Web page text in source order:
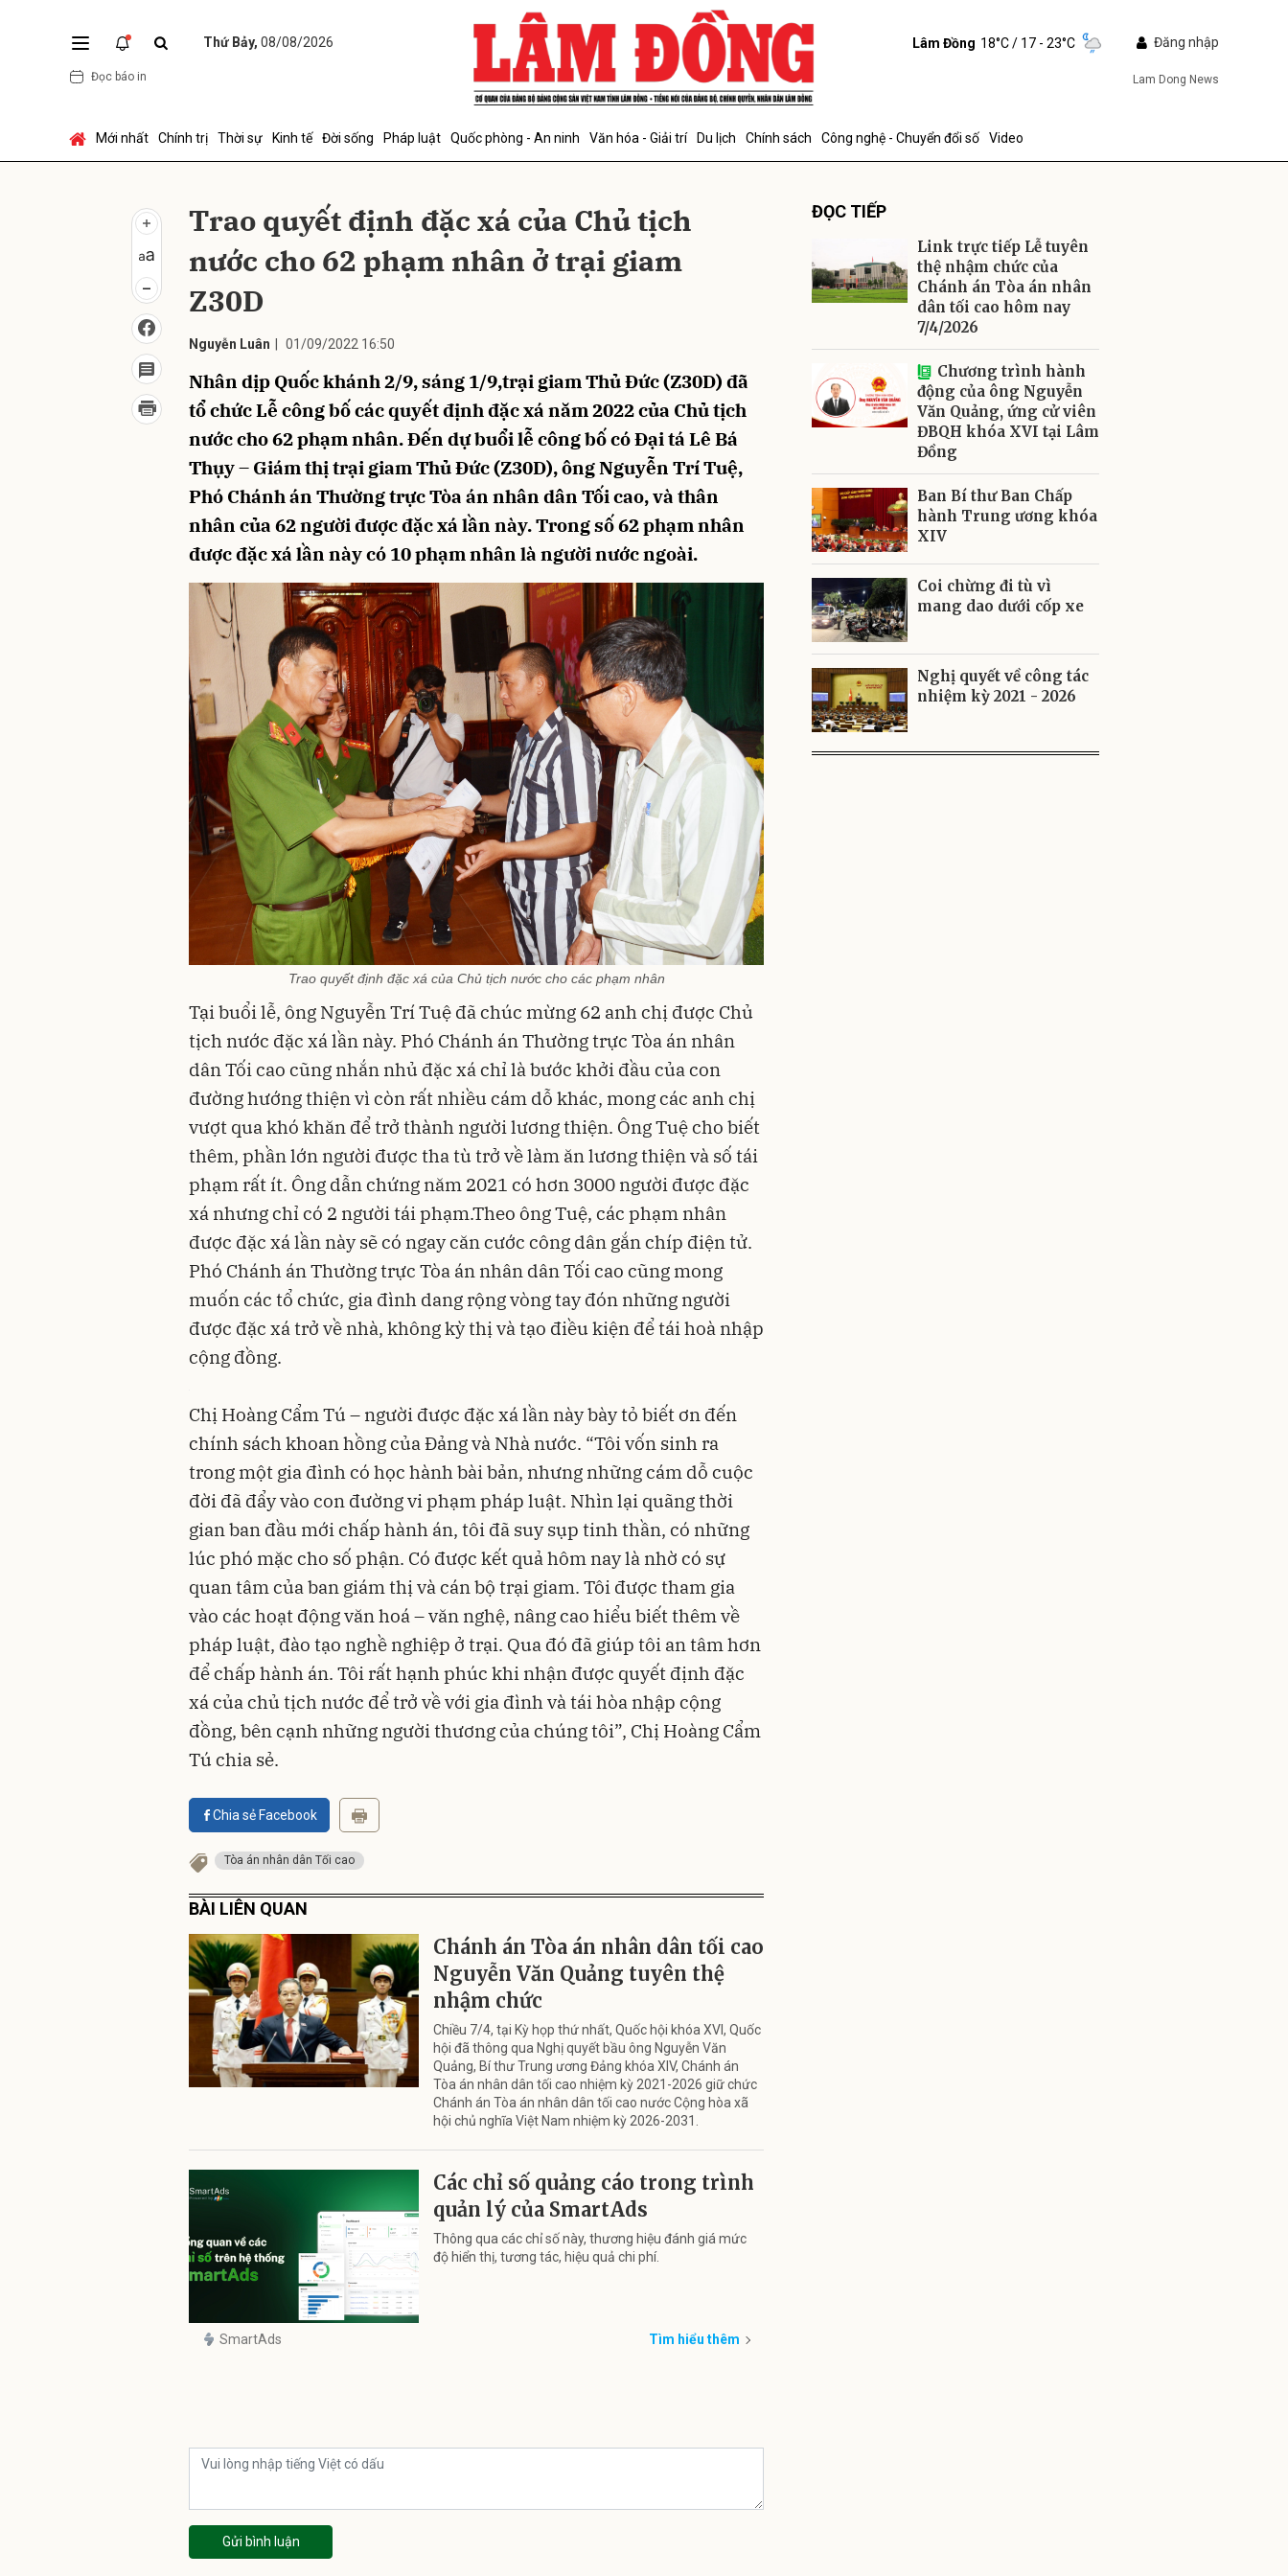
Thứ Bảy, 08/08/2026
Đọc báo in
Lâm Đồng 18°C/ 17 - 23°C Đăng nhập
Lam Dong News
Mới nhất Chính trị Thời sự Kinh tế Đời sống Pháp luật Quốc phòng - An ninh Văn hóa - Giải trí Du lịch Chính sách Công nghệ - Chuyển đổi số Video
Trao quyết định đặc xá của Chủ tịch
nước cho 62 phạm nhân ở trại giam
Z30D
Nguyễn Luân 01/09/2022 16:50
Nhân dịp Quốc khánh 2/9, sáng 1/9,trại giam Thủ Đức (Z30D) đã
tổ chức Lễ công bố các quyết định đặc xá năm 2022 của Chủ tịch
nước cho 62 phạm nhân. Đến dự buổi lễ công bố có Đại tá Lê Bá
Thụy – Giám thị trại giam Thủ Đức (Z30D), ông Nguyễn Trí Tuệ,
Phó Chánh án Thường trực Tòa án nhân dân Tối cao, và thân
nhân của 62 người được đặc xá lần này. Trong số 62 phạm nhân
được đặc xá lần này có 10 phạm nhân là người nước ngoài.
Trao quyết định đặc xá của Chủ tịch nước cho các phạm nhân
Tại buổi lễ, ông Nguyễn Trí Tuệ đã chúc mừng 62 anh chị được Chủ
tịch nước đặc xá lần này. Phó Chánh án Thường trực Tòa án nhân
dân Tối cao cũng nhắn nhủ đặc xá chỉ là bước khởi đầu của con
đường hướng thiện vì còn rất nhiều cám dỗ khác, mong các anh chị
vượt qua khó khăn để trở thành người lương thiện. Ông Tuệ cho biết
thêm, phần lớn người được tha tù trở về làm ăn lương thiện và số tái
phạm rất ít. Ông dẫn chứng năm 2021 có hơn 3000 người được đặc
xá nhưng chỉ có 2 người tái phạm.Theo ông Tuệ, các phạm nhân
được đặc xá lần nàysẽ có ngaycăncước công dân gắn chíp điện tử.
Phó Chánh án Thường trực Tòa án nhân dân Tối cao cũng mong
muốn các tổ chức, gia đình dang rộng vòng tay đón những người
được đặc xá trở về nhà, khôngkỳ thị và tạo điều kiện để tái hoà nhập
cộng đồng.
Chị Hoàng Cẩm Tú – người được đặc xá lần này bày tỏ biết ơn đến
chính sách khoan hồng của Đảng và Nhà nước. “Tôi vốn sinh ra
trong một gia đình có học hành bài bản, nhưng những cám dỗ cuộc
đời đã đẩy vào con đường vi phạm pháp luật. Nhìn lại quãng thời
gian ban đầu mới chấp hành án, tôi đã suy sụp tinh thần, có những
lúc phó mặc cho số phận. Có được kết quả hôm nay là nhờ có sự
quan tâm của ban giám thị và cán bộ trại giam. Tôi được tham gia
vào các hoạt động văn hoá – văn nghệ, nâng cao hiểu biết thêm về
pháp luật, đào tạo nghề nghiệp ở trại. Qua đó đã giúp tôi an tâm hơn
để chấp hành án. Tôi rất hạnh phúc khi nhận được quyết định đặc
xá của chủ tịch nước để trở về với gia đình và tái hòa nhập cộng
đồng, bên cạnh những người thương của chúng tôi”, Chị Hoàng Cẩm
Tú chia sẻ.
Chia sẻ Facebook
Tòa án nhân dân Tối cao
BÀI LIÊN QUAN
Chánh án Tòa án nhân dân tối cao
Nguyễn Văn Quảng tuyên thệ
nhậm chức
Chiều 7/4, tại Kỳ họp thứ nhất, Quốc hội khóa XVI, Quốc
hội đã thông qua Nghị quyết bầu ông Nguyễn Văn
Quảng, Bí thư Trung ương Đảng khóa XIV, Chánh án
Tòa án nhân dân tối cao nhiệm kỳ 2021-2026 giữ chức
Chánh án Tòa án nhân dân tối cao nước Cộng hòa xã
hội chủ nghĩa Việt Nam nhiệm kỳ 2026-2031.
Các chỉ số quảng cáo trong trình
quản lý của SmartAds
Thông qua các chỉ số này, thương hiệu đánh giá mức
độ hiển thị, tương tác, hiệu quả chi phí.
SmartAds Tìm hiểu thêm
Gửi bình luận
ĐỌC TIẾP
Link trực tiếp Lễ tuyên
thệ nhậm chức của
Chánh án Tòa án nhân
dân tối cao hôm nay
7/4/2026
Chương trình hành
động của ông Nguyễn
Văn Quảng, ứng cử viên
ĐBQH khóa XVI tại Lâm
Đồng
Ban Bí thư Ban Chấp
hành Trung ương khóa
XIV
Coi chừng đi tù vì
mang dao dưới cốp xe
Nghị quyết về công tác
nhiệm kỳ 2021 - 2026
Gửi bình luận